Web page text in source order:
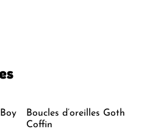
Boucles d’oreilles Goth
Coffin